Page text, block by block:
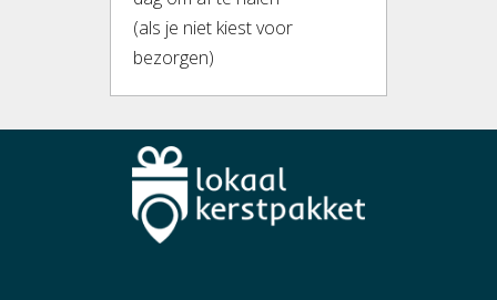
(als je niet kiest voor
bezorgen)